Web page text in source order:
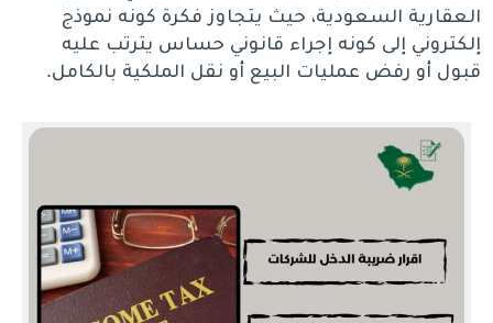
العقارية السعودية، حيث يتجاوز فكرة كونه نموذج
إلكتروني إلى كونه إجراء قانوني حساس يترتب عليه
قبول أو رفض عمليات البيع أو نقل الملكية بالكامل.